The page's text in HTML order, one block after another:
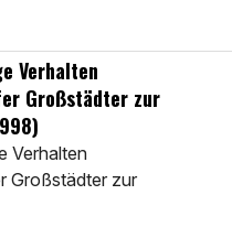
Verhalten
Großstädter zur
Verhalten
Großstädter zur